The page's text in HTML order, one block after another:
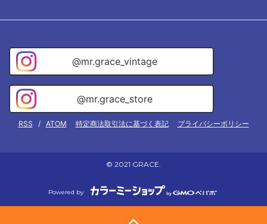
@mr.grace_vintage
@mr.grace_store
RSS / ATOM 特定商法取引法に基づく表記 プライバシーポリシー
© 2021 GRACE.
Powered by